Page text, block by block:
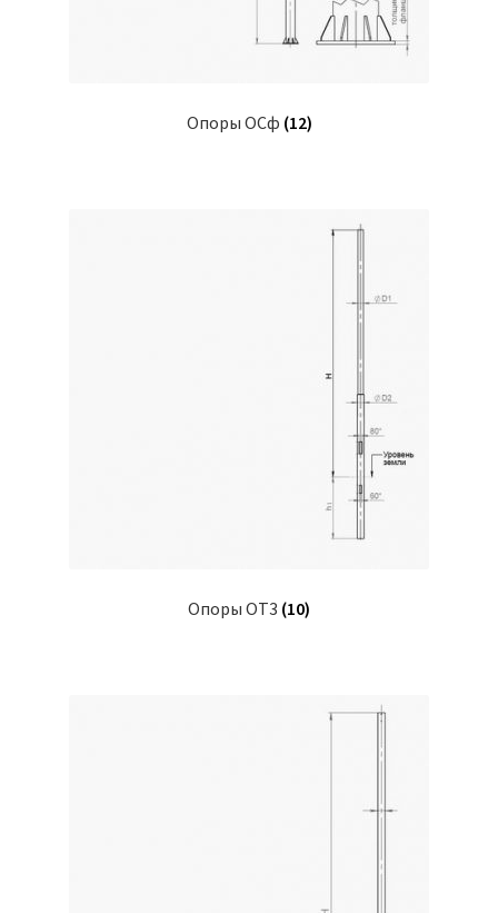
Опоры ОСф (12)
Опоры ОТ3 (10)